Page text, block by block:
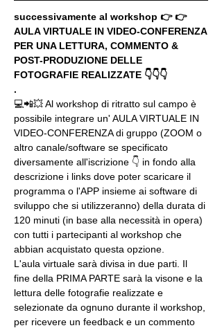
successivamente al workshop 👉 👉
AULA VIRTUALE IN VIDEO-CONFERENZA
PER UNA LETTURA, COMMENTO &
POST-PRODUZIONE DELLE
FOTOGRAFIE REALIZZATE 👇👇👇
.
💻📲💥 Al workshop di ritratto sul campo è
possibile integrare un' AULA VIRTUALE IN
VIDEO-CONFERENZA di gruppo (ZOOM o
altro canale/software se specificato
diversamente all'iscrizione 👇 in fondo alla
descrizione i links dove poter scaricare il
programma o l'APP insieme ai software di
sviluppo che si utilizzeranno) della durata di
120 minuti (in base alla necessità in opera)
con tutti i partecipanti al workshop che
abbian acquistato questa opzione.
L'aula virtuale sarà divisa in due parti. Il
fine della PRIMA PARTE sarà la visone e la
lettura delle fotografie realizzate e
selezionate da ognuno durante il workshop,
per ricevere un feedback e un commento